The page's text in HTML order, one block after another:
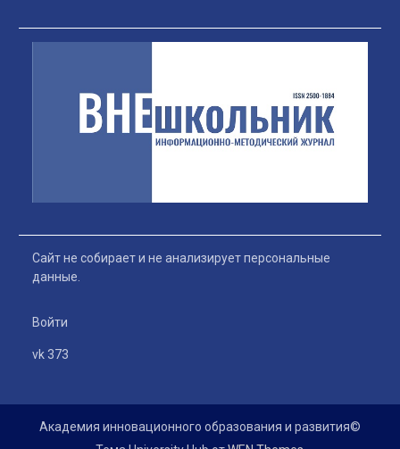
Сайт не собирает и не анализирует персональные
данные.
Войти
vk 373
Академия инновационного образования и развития©